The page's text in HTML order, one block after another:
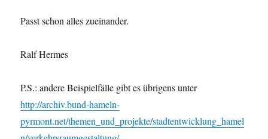
Passt schon alles zueinander.
Ralf Hermes
P.S.: andere Beispielfälle gibt es übrigens unter
http://archiv.bund-hameln-
pyrmont.net/themen_und_projekte/stadtentwicklung_hamel